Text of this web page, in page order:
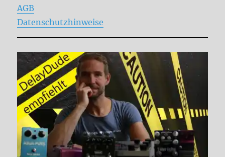
AGB
Datenschutzhinweise